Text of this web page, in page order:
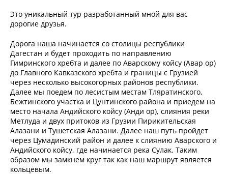
Это уникальный тур разработанный мной для вас
дорогие друзья.
Дорога наша начинается со столицы республики
Дагестан и будет проходить по направлению
Гимринского хребта и далее по Аварскому койсу (Авар ор)
до Главного Кавказского хребта и границы с Грузией
через несколько высокогорных районов республики.
Далее мы поедем по лесистым местам Тляратинского,
Бежтинского участка и Цунтинского района и приедем на
место начала Андийского койсу (Анди ор), слияния реки
Метлуда и двух притоков из Грузии Пирикительская
Алазани и Тушетская Алазани. Далее наш путь пройдет
через Цумадинский район и далее к слиянию Аварского и
Андийского койсу, где начинается река Сулак. Таким
образом мы замкнем круг так как наш маршрут является
кольцевым.